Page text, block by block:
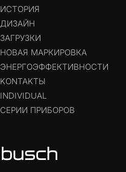
ИСТОРИЯ
ДИЗАЙН
ЗАГРУЗКИ
НОВАЯ МАРКИРОВКА
ЭНЕРГОЭФФЕКТИВНОСТИ
KONTAKTЫ
INDIVIDUAL
СЕРИИ ПРИБОРОВ